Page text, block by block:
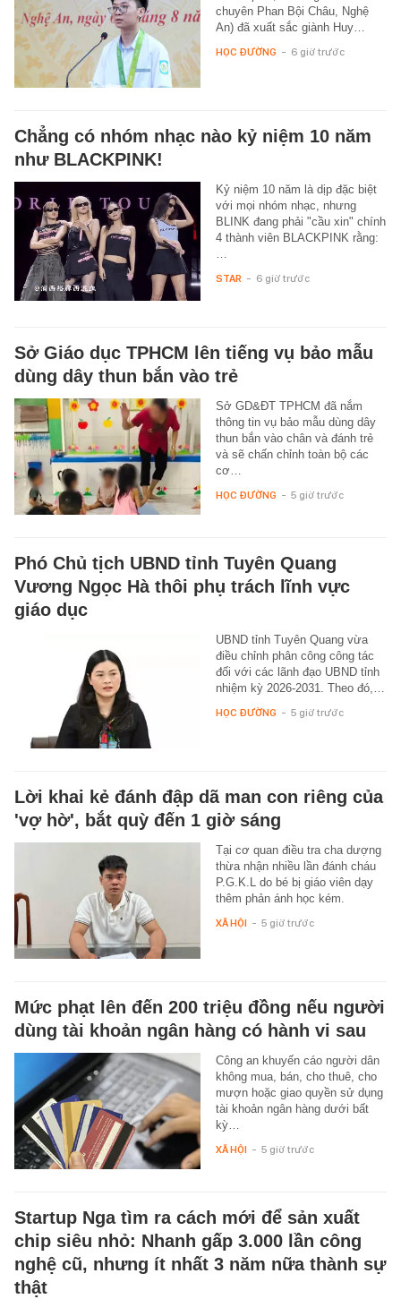
chuyên Phan Bội Châu, Nghệ
An) đã xuất sắc giành Huy…
HỌC ĐƯỜNG - 6 giờ trước
Chẳng có nhóm nhạc nào kỷ niệm 10 năm
như BLACKPINK!
Kỷ niệm 10 năm là dịp đặc biệt
với mọi nhóm nhạc, nhưng
BLINK đang phải "cầu xin" chính
4 thành viên BLACKPINK rằng:
…
STAR - 6 giờ trước
Sở Giáo dục TPHCM lên tiếng vụ bảo mẫu
dùng dây thun bắn vào trẻ
Sở GD&ĐT TPHCM đã nắm
thông tin vụ bảo mẫu dùng dây
thun bắn vào chân và đánh trẻ
và sẽ chấn chỉnh toàn bộ các
cơ…
HỌC ĐƯỜNG - 5 giờ trước
Phó Chủ tịch UBND tỉnh Tuyên Quang
Vương Ngọc Hà thôi phụ trách lĩnh vực
giáo dục
UBND tỉnh Tuyên Quang vừa
điều chỉnh phân công công tác
đối với các lãnh đạo UBND tỉnh
nhiệm kỳ 2026-2031. Theo đó,…
HỌC ĐƯỜNG - 5 giờ trước
Lời khai kẻ đánh đập dã man con riêng của
'vợ hờ', bắt quỳ đến 1 giờ sáng
Tại cơ quan điều tra cha dượng
thừa nhận nhiều lần đánh cháu
P.G.K.L do bé bị giáo viên dạy
thêm phản ánh học kém.
XÃ HỘI - 5 giờ trước
Mức phạt lên đến 200 triệu đồng nếu người
dùng tài khoản ngân hàng có hành vi sau
Công an khuyến cáo người dân
không mua, bán, cho thuê, cho
mượn hoặc giao quyền sử dụng
tài khoản ngân hàng dưới bất
kỳ…
XÃ HỘI - 5 giờ trước
Startup Nga tìm ra cách mới để sản xuất
chip siêu nhỏ: Nhanh gấp 3.000 lần công
nghệ cũ, nhưng ít nhất 3 năm nữa thành sự
thật